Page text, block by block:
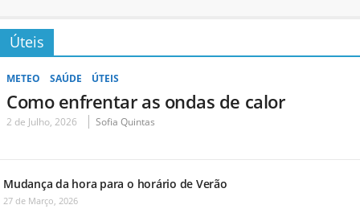
Úteis
METEO SAÚDE ÚTEIS
Como enfrentar as ondas de calor
2 de Julho, 2026 Sofia Quintas
Mudança da hora para o horário de Verão
27 de Março, 2026